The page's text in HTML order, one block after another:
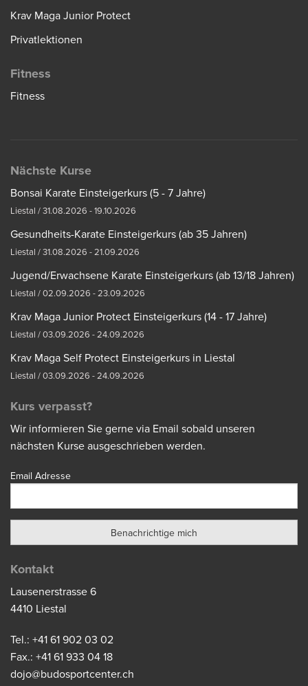
Krav Maga Junior Protect
Privatlektionen
Fitness
Fitness
Nächste Kurse
Bonsai Karate Einsteigerkurs (5 - 7 Jahre)
Liestal / 31.08.2026 - 19.10.2026
Gesundheits-Karate Einsteigerkurs (ab 35 Jahren)
Liestal / 31.08.2026 - 21.09.2026
Jugend/Erwachsene Karate Einsteigerkurs (ab 13/18 Jahren)
Liestal / 02.09.2026 - 23.09.2026
Krav Maga Junior Protect Einsteigerkurs (14 - 17 Jahre)
Liestal / 03.09.2026 - 24.09.2026
Krav Maga Self Protect Einsteigerkurs in Liestal
Liestal / 03.09.2026 - 24.09.2026
Kurs verpasst?
Wir informieren Sie gerne via Email sobald unseren
nächsten Kurse ausgeschrieben werden.
Email Adresse
Kontakt
Lausenerstrasse 6
4410 Liestal
Tel.: +41 61 902 03 02
Fax.: +41 61 933 04 18
dojo@budosportcenter.ch